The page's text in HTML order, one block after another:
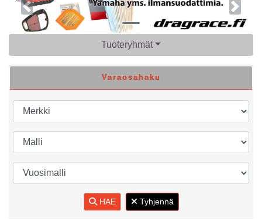
Previous Next
Tuoteryhmät
Varaosahaku
HAE Tyhjennä